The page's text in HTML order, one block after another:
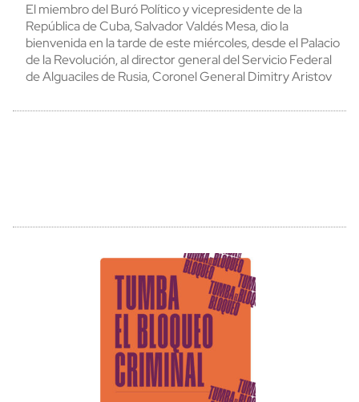
El miembro del Buró Político y vicepresidente de la
República de Cuba, Salvador Valdés Mesa, dio la
bienvenida en la tarde de este miércoles, desde el Palacio
de la Revolución, al director general del Servicio Federal
de Alguaciles de Rusia, Coronel General Dimitry Aristov